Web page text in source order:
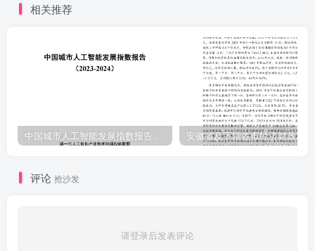
相关推荐
评论 抢沙发
请登录后发表评论